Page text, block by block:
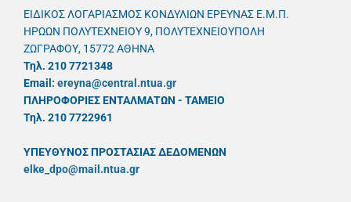
ΕΙΔΙΚΟΣ ΛΟΓΑΡΙΑΣΜΟΣ ΚΟΝΔΥΛΙΩΝ ΕΡΕΥΝΑΣ Ε.Μ.Π.
ΗΡΩΩΝ ΠΟΛΥΤΕΧΝΕΙΟΥ 9, ΠΟΛΥΤΕΧΝΕΙΟΥΠΟΛΗ
ΖΩΓΡΑΦΟΥ, 15772 ΑΘΗΝΑ
Τηλ. 210 7721348
Email: ereyna@central.ntua.gr
ΠΛΗΡΟΦΟΡΙΕΣ ΕΝΤΑΛΜΑΤΩΝ - ΤΑΜΕΙΟ
Τηλ. 210 7722961
ΥΠΕΥΘYΝΟΣ ΠΡΟΣΤΑΣΙΑΣ ΔΕΔΟΜΕΝΩΝ
elke_dpo@mail.ntua.gr